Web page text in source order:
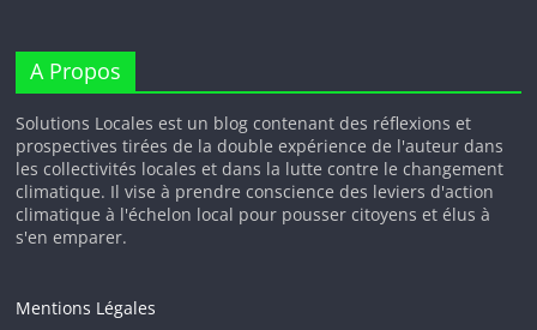
A Propos
Solutions Locales est un blog contenant des réflexions et
prospectives tirées de la double expérience de l'auteur dans
les collectivités locales et dans la lutte contre le changement
climatique. Il vise à prendre conscience des leviers d'action
climatique à l'échelon local pour pousser citoyens et élus à
s'en emparer.
Mentions Légales